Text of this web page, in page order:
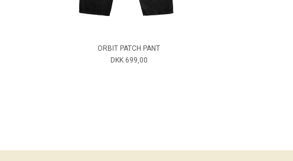
ORBIT PATCH PANT
DKK 699,00